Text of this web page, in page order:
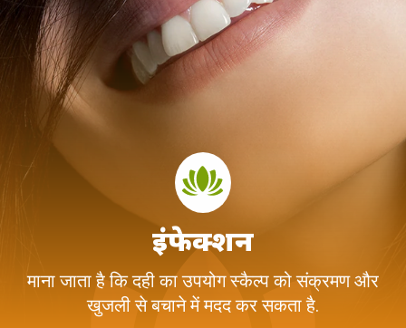
इंफेक्शन
माना जाता है कि दही का उपयोग स्कैल्प को संक्रमण और
खुजली से बचाने में मदद कर सकता है.